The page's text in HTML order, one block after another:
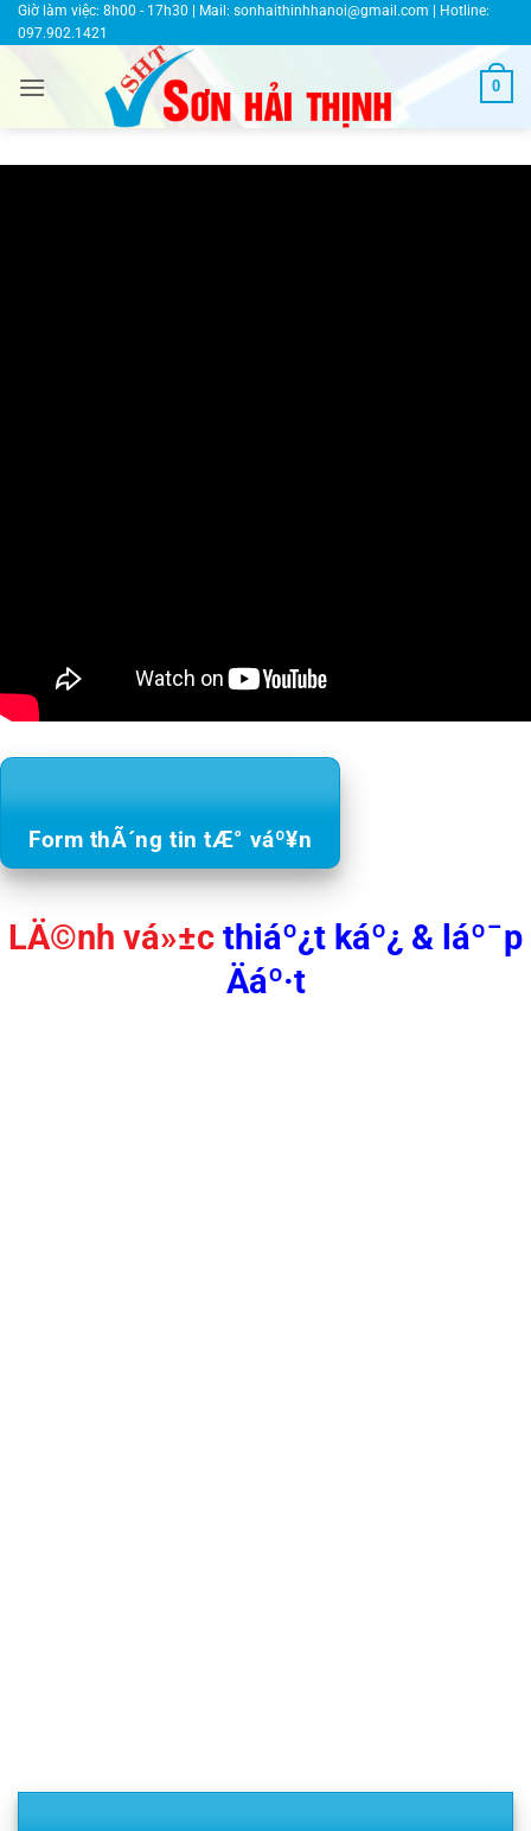
Bỏ
qua
dung
Giờ làm việc: 8h00 - 17h30 | Mail: sonhaithinhhanoi@gmail.com | Hotline:
097.902.1421
0
Form thÃ´ng tin tÆ° váº¥n
LÄ©nh vá»±c thiáº¿t káº¿ & láº¯p
Äáº·t